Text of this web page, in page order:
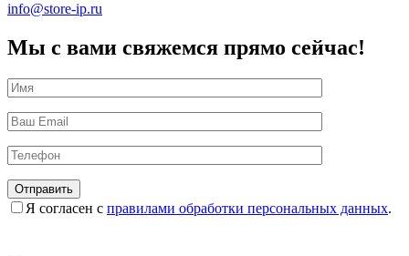
info@store-ip.ru
Мы с вами свяжемся прямо сейчас!
Я согласен с правилами обработки персональных данных.